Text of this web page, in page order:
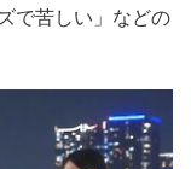
で苦しい」などの